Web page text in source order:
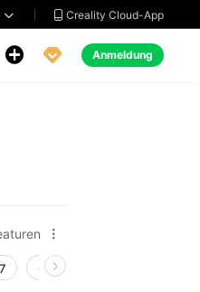
  Creality Cloud-App
  Anmeldung

Creality Hi